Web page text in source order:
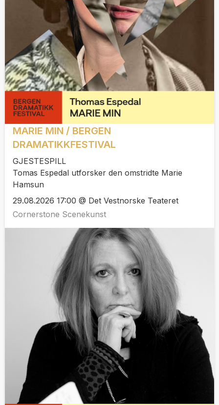
MARIE MIN / BERGEN
DRAMATIKKFESTIVAL
GJESTESPILL
Tomas Espedal utforsker den omstridte Marie
Hamsun
29.08.2026 17:00 @ Det Vestnorske Teateret
Cornerstone Scenekunst